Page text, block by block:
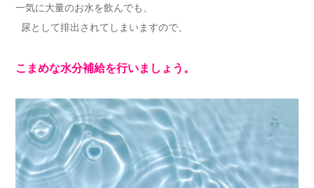
一気に大量のお水を飲んでも、
尿として排出されてしまいますので、
こまめな水分補給を行いましょう。